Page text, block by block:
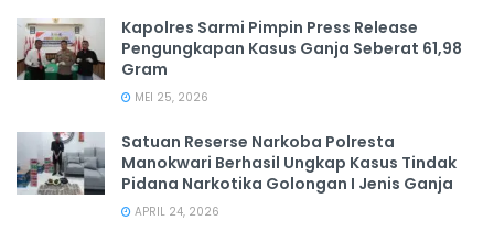
Kapolres Sarmi Pimpin Press Release
Pengungkapan Kasus Ganja Seberat 61,98
Gram
MEI 25, 2026
Satuan Reserse Narkoba Polresta
Manokwari Berhasil Ungkap Kasus Tindak
Pidana Narkotika Golongan I Jenis Ganja
APRIL 24, 2026